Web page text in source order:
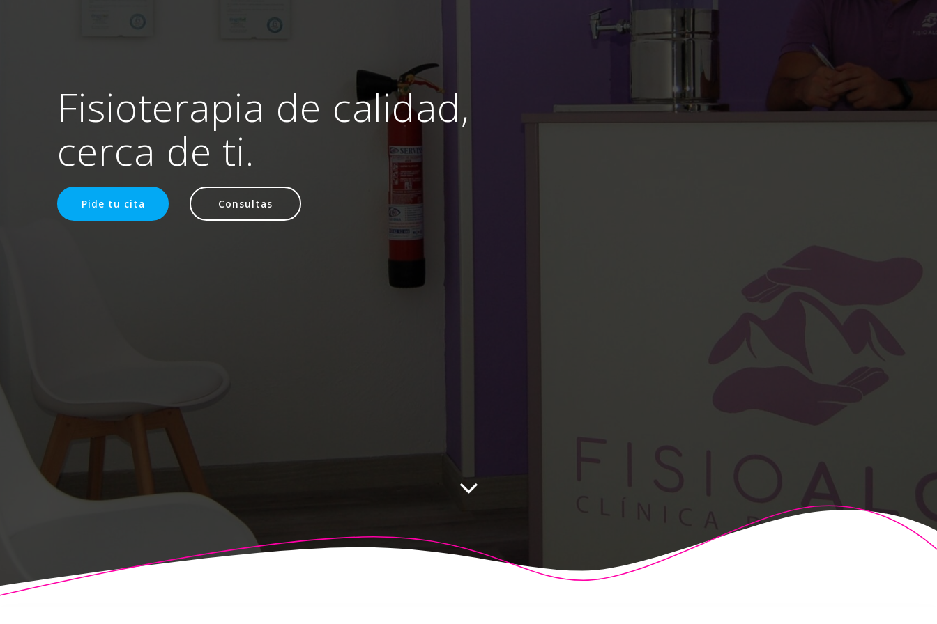
Fisioterapia de calidad,
cerca de ti.
Pide tu cita Consultas
© 2026 Fisioalcón. Construido utilizando WordPress y elHighlight Theme